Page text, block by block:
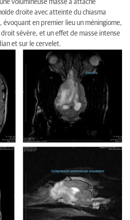
volumineuse masse à attache
droite avec atteinte du chiasma
en premier lieu un méningiome,
sévère, et un effet de masse intense
et sur le cervelet.